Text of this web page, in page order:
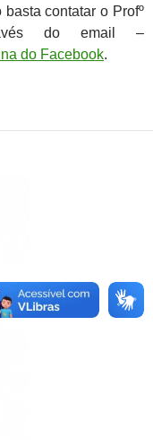
contatar o Profº
do email –
do Facebook.